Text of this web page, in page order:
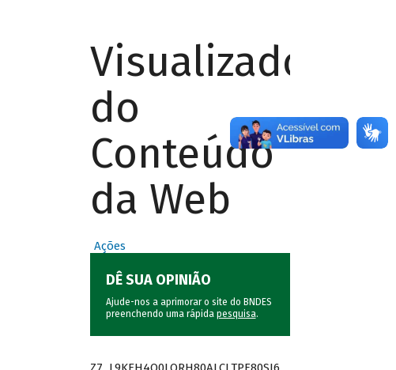
Visualizador
do
Conteúdo
da Web
Ações
DÊ SUA OPINIÃO
Ajude-nos a aprimorar o site do BNDES
preenchendo uma rápida pesquisa.